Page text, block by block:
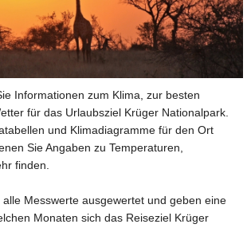
Informationen zum Klima, zur besten
für das Urlaubsziel Krüger Nationalpark.
und Klimadiagramme für den Ort
Sie Angaben zu Temperaturen,
finden.
Messwerte ausgewertet und geben eine
Monaten sich das Reiseziel Krüger